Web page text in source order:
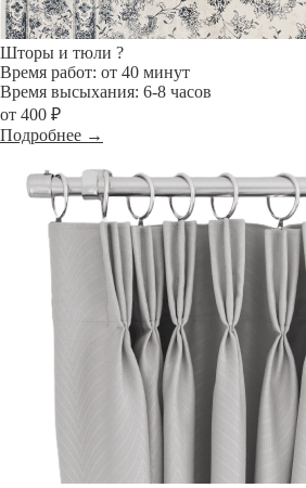
Шторы и тюли ?
Время работ: от 40 минут
Время высыхания: 6-8 часов
от 400 ₽
Подробнее →